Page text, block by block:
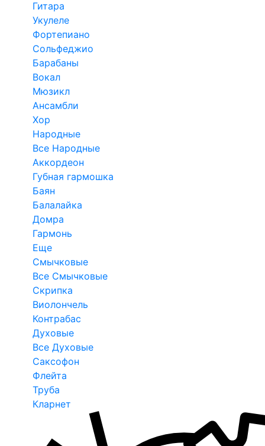
Гитара
Укулеле
Фортепиано
Сольфеджио
Барабаны
Вокал
Мюзикл
Ансамбли
Хор
Народные
Все Народные
Аккордеон
Губная гармошка
Баян
Балалайка
Домра
Гармонь
Еще
Смычковые
Все Смычковые
Скрипка
Виолончель
Контрабас
Духовые
Все Духовые
Саксофон
Флейта
Труба
Кларнет